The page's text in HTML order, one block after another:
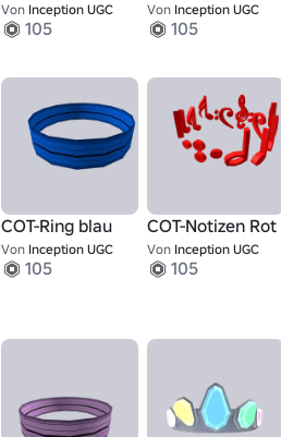
Von Inception UGC
105
Von Inception UGC
105
COT-Ring blau
Von Inception UGC
105
COT-Notizen Rot
Von Inception UGC
105